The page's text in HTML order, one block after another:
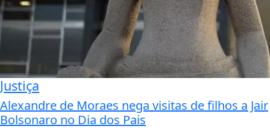
Justiça
Alexandre de Moraes nega visitas de filhos a Jair
Bolsonaro no Dia dos Pais